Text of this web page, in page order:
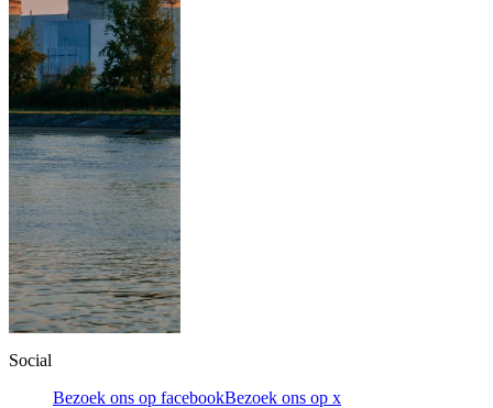
Social
Bezoek ons op facebookBezoek ons op x